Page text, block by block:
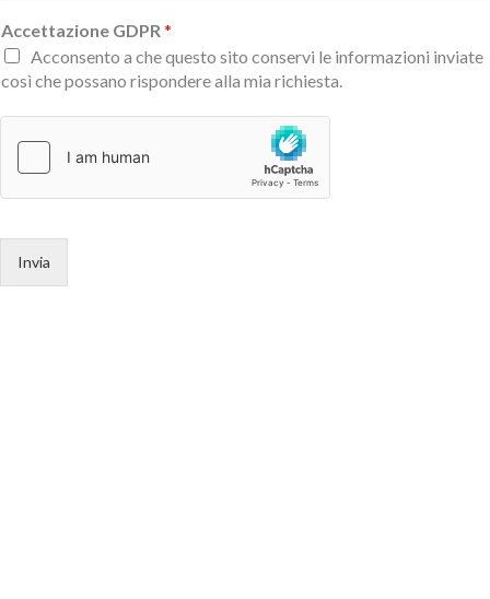
Accettazione GDPR *
Acconsento a che questo sito conservi le informazioni inviate
così che possano rispondere alla mia richiesta.
Invia